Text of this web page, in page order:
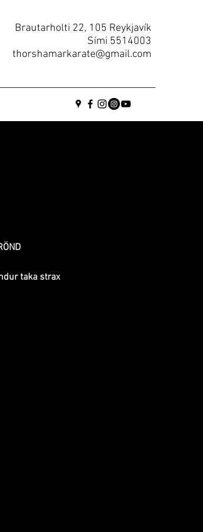
Brautarholti 22, 105 Reykjavík
Sími 5514003
thorshamarkarate@gmail.com
taka strax